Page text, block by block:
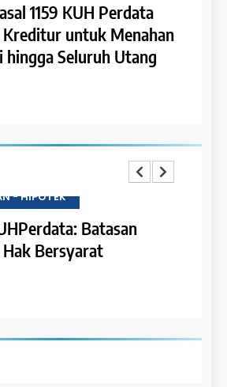
1159 KUH Perdata
untuk Menahan
hingga Seluruh Utang
- HIPOTEK
Batasan
Bersyarat